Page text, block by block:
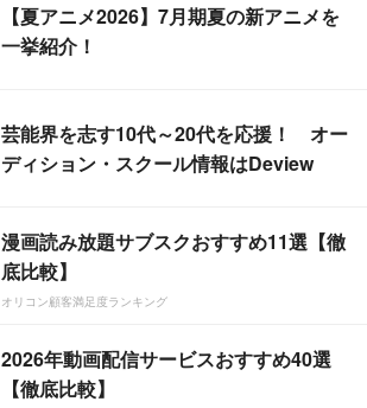
【夏アニメ2026】7月期夏の新アニメを
一挙紹介！
芸能界を志す10代～20代を応援！ オー
ディション・スクール情報はDeview
漫画読み放題サブスクおすすめ11選【徹
底比較】
オリコン顧客満足度ランキング
2026年動画配信サービスおすすめ40選
【徹底比較】